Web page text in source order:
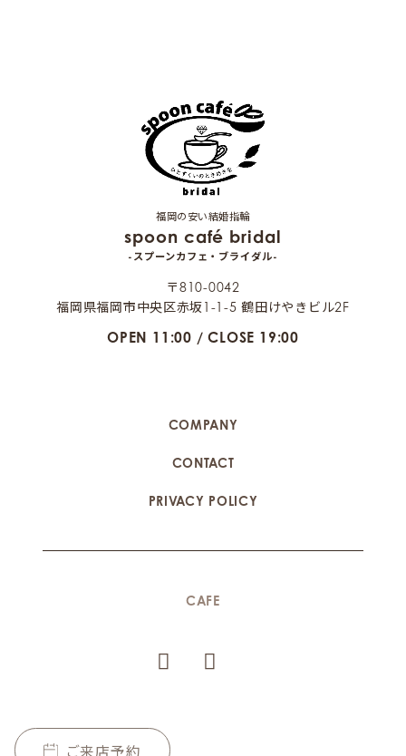
ご来店予約
福岡の安い結婚指輪
spoon café bridal
-スプーンカフェ・ブライダル-
〒810-0042
福岡県福岡市中央区赤坂1-1-5 鶴田けやきビル2F
OPEN 11:00 / CLOSE 19:00
COMPANY
CONTACT
PRIVACY POLICY
CAFE